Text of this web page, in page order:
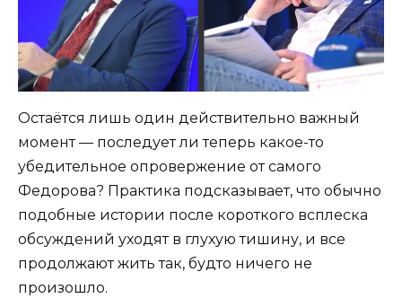
Остаётся лишь один действительно важный
момент — последует ли теперь какое-то
убедительное опровержение от самого
Федорова? Практика подсказывает, что обычно
подобные истории после короткого всплеска
обсуждений уходят в глухую тишину, и все
продолжают жить так, будто ничего не
произошло.